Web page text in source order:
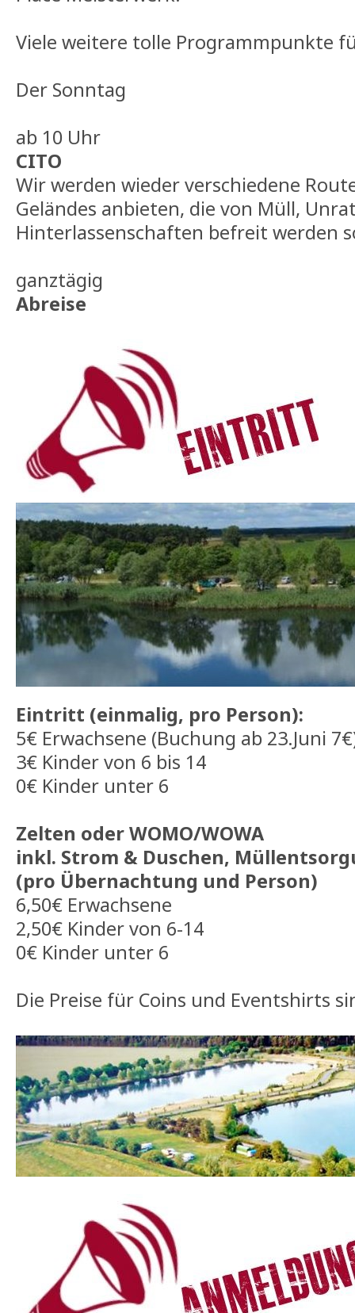
Viele weitere tolle Programmpunkte
Der Sonntag
ab 10 Uhr
CITO
Wir werden wieder verschiedene
Geländes anbieten, die von Müll,
Hinterlassenschaften befreit werden
ganztägig
Abreise
Eintritt (einmalig, pro Person):
5€ Erwachsene (Buchung ab 23.Juni
3€ Kinder von 6 bis 14
0€ Kinder unter 6
Zelten oder WOMO/WOWA
inkl. Strom & Duschen,
(pro Übernachtung und Person)
6,50€ Erwachsene
2,50€ Kinder von 6-14
0€ Kinder unter 6
Die Preise für Coins und Eventshirts